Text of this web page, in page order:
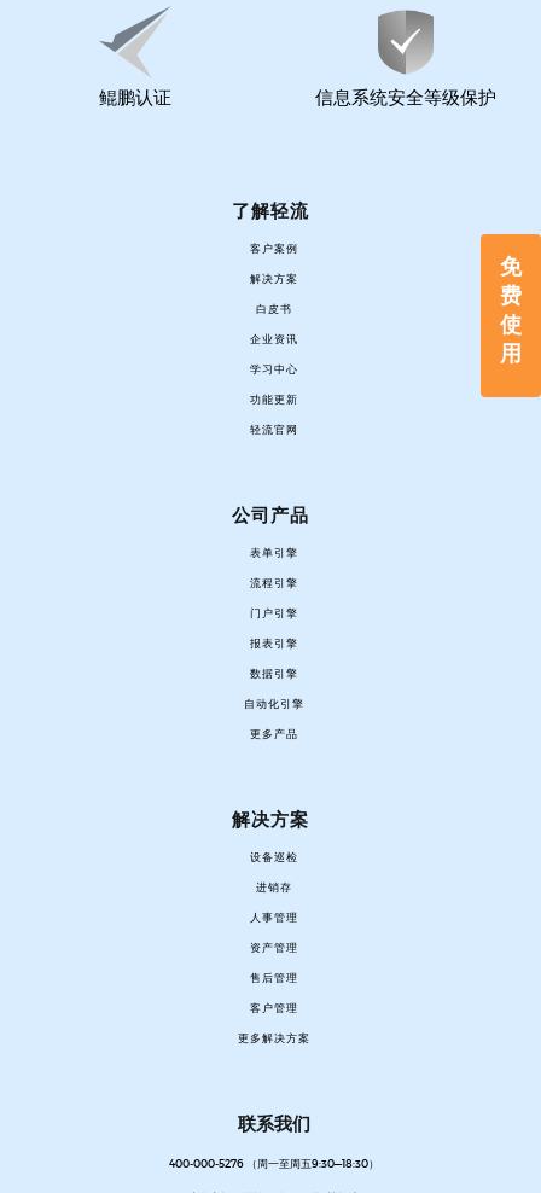
免
费
使
用
鲲鹏认证 信息系统安全等级保护
了解轻流
客户案例
解决方案
白皮书
企业资讯
学习中心
功能更新
轻流官网
公司产品
表单引擎
流程引擎
门户引擎
报表引擎
数据引擎
自动化引擎
更多产品
解决方案
设备巡检
进销存
人事管理
资产管理
售后管理
客户管理
更多解决方案
联系我们
400-000-5276 （周一至周五9:30—18:30）